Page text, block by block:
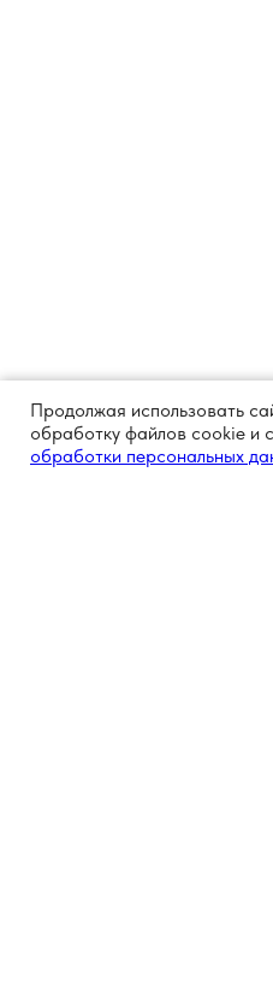
Продолжая использовать
обработку файлов cookie и
обработки персональных